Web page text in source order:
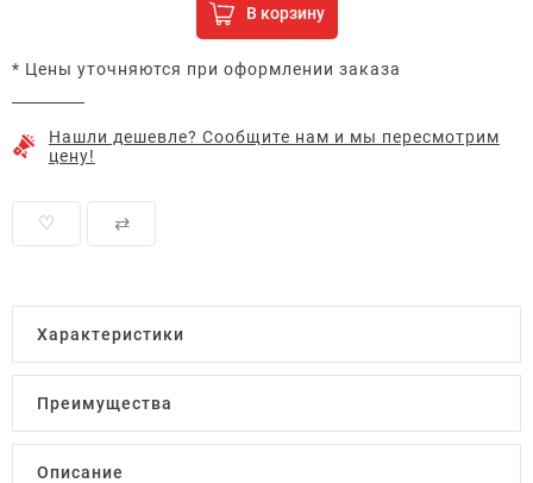
В корзину
* Цены уточняются при оформлении заказа
Нашли дешевле? Сообщите нам и мы пересмотрим
цену!
♡ ⇄
Характеристики
Преимущества
Описание